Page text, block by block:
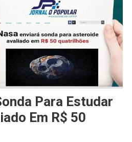
Para Estudar
Em R$ 50